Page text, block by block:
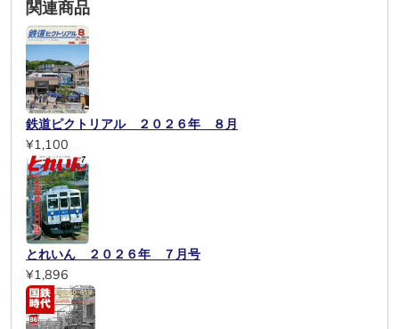
関連商品
鉄道ピクトリアル ２０２６年 ８月
¥1,100
とれいん ２０２６年 ７月号
¥1,896